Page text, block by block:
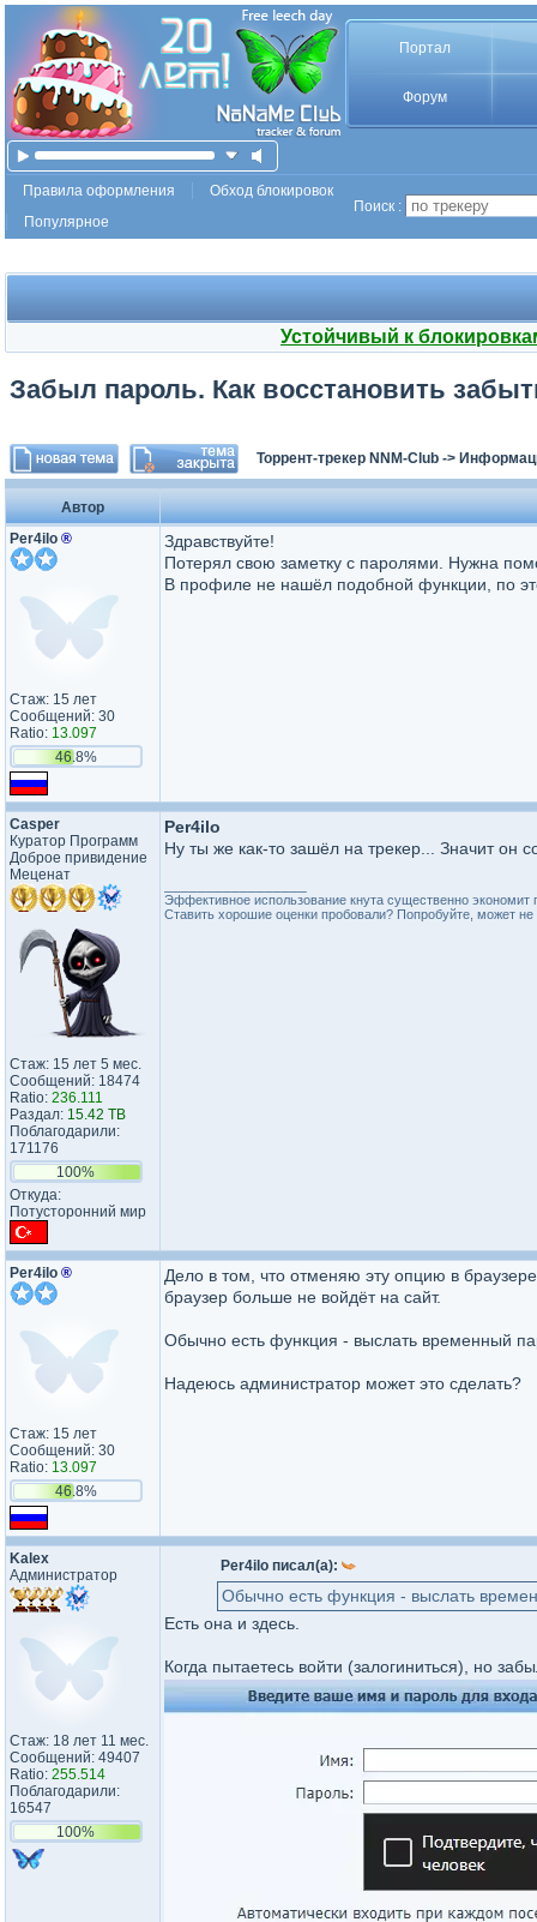
Портал
Форум
Правила оформления
Обход блокировок
Популярное
Поиск :
Устойчивый к
Забыл пароль. Как восстановить
Торрент-трекер NNM-Club ->
Автор
Per4ilo ®
Стаж: 15 лет
Сообщений: 30
Ratio: 13.097
46.8%
Здравствуйте!
Потерял свою заметку с паролями. Нужна
В профиле не нашёл подобной функции, по
Casper
Куратор Программ
Доброе привидение
Меценат
Стаж: 15 лет 5 мес.
Сообщений: 18474
Ratio: 236.111
Раздал: 15.42 TB
Поблагодарили:
171176
100%
Откуда:
Потусторонний мир
Per4ilo
Ну ты же как-то зашёл на трекер... Значит он
Эффективное использование кнута существенно экономит
Ставить хорошие оценки пробовали? Попробуйте, может
Per4ilo ®
Стаж: 15 лет
Сообщений: 30
Ratio: 13.097
46.8%
Дело в том, что отменяю эту опцию в
браузер больше не войдёт на сайт.
Обычно есть функция - выслать временный
Надеюсь администратор может это сделать?
Kalex
Администратор
Стаж: 18 лет 11 мес.
Сообщений: 49407
Ratio: 255.514
Поблагодарили:
16547
100%
Per4ilo писал(а):
Обычно есть функция - выслать
Есть она и здесь.
Когда пытаетесь войти (залогиниться), но